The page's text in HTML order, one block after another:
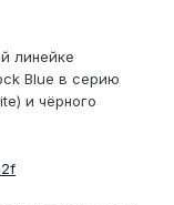
линейке
Blue в серию
и чёрного